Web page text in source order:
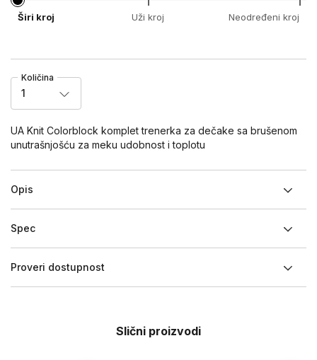
Širi kroj Uži kroj Neodređeni kroj
Količina
1
UA Knit Colorblock komplet trenerka za dečake sa brušenom
unutrašnjošću za meku udobnost i toplotu
Opis
Spec
Proveri dostupnost
Slični proizvodi